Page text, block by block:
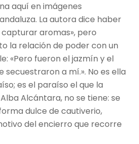
aquí en imágenes
La autora dice haber
aromas», pero
la relación de poder con un
«Pero fueron el jazmín y el
secuestraron a mí.». No es ella
es el paraíso el que la
Alcántara, no se tiene: se
dulce de cautiverio,
del encierro que recorre